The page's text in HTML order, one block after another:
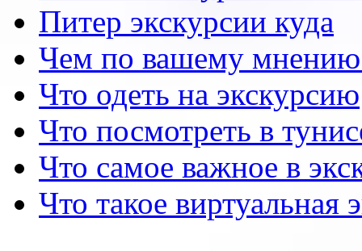
Питер экскурсии куда
Чем по вашему мнению
Что одеть на экскурсию
Что посмотреть в
Что самое важное в
Что такое виртуальная